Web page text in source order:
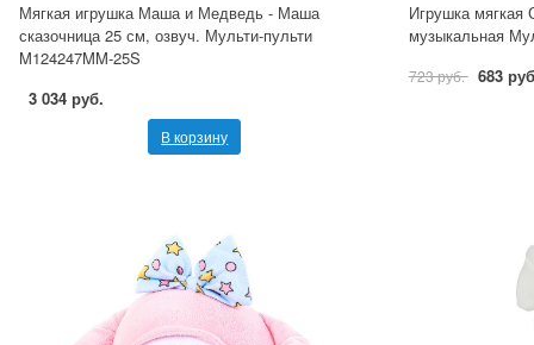
Мягкая игрушка Маша и Медведь - Маша
сказочница 25 см, озвуч. Мульти-пульти
M124247MM-25S
3 034 руб.
В корзину
Игрушка
музыкальная
723 руб. 683